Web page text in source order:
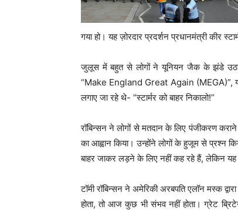
गया हो। यह ज़ोरदार प्रदर्शन प्रधानमंत्री कीर
जुलूस में बहुत से लोगों ने यूनियन जैक के झंडे उठा
“Make England Great Again (MEGA)”,
लगाए जा रहे थे- “स्टार्मर को बाहर निकालो!”
रॉबिन्सन ने लोगों से मतदान के लिए पंजीकरण
का आह्वान किया। उन्होंने लोगों के हुजूम से प्रश्न
बाहर जाकर लड़ने के लिए नहीं कह रहे हैं, लेकिन यह
टॉमी रॉबिन्सन ने अमेरिकी अरबपति एलॉन मस्क
होता, तो आज कुछ भी संभव नहीं होता। ग्रेट